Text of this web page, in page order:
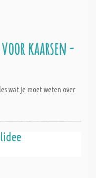
kaarsen -
wat je moet weten over